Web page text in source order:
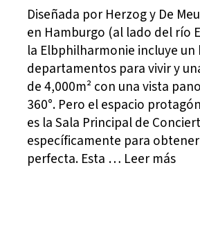
Diseñada por Herzog y De
en Hamburgo (al lado del río
la Elbphilharmonie incluye un
departamentos para vivir y
de 4,000m² con una vista
360°. Pero el espacio
es la Sala Principal de
específicamente para
perfecta. Esta … Leer más